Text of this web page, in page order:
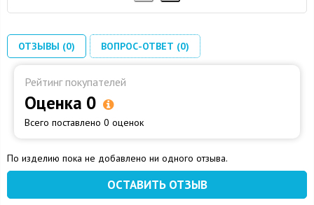
ОТЗЫВЫ (0) ВОПРОС-ОТВЕТ (0)
Рейтинг покупателей
Оценка 0
Всего поставлено 0 оценок
По изделию пока не добавлено ни одного отзыва.
ОСТАВИТЬ ОТЗЫВ